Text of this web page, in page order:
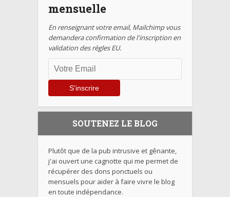
mensuelle
En renseignant votre email, Mailchimp vous
demandera confirmation de l'inscription en
validation des règles EU.
SOUTENEZ LE BLOG
Plutôt que de la pub intrusive et gênante,
j'ai ouvert une cagnotte qui me permet de
récupérer des dons ponctuels ou
mensuels pour aider à faire vivre le blog
en toute indépendance.